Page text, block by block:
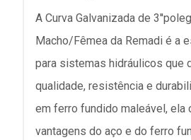
A Curva Galvanizada de
Macho/Fêmea da Remadi é a
para sistemas hidráulicos que
qualidade, resistência e
em ferro fundido maleável, ela
vantagens do aço e do ferro